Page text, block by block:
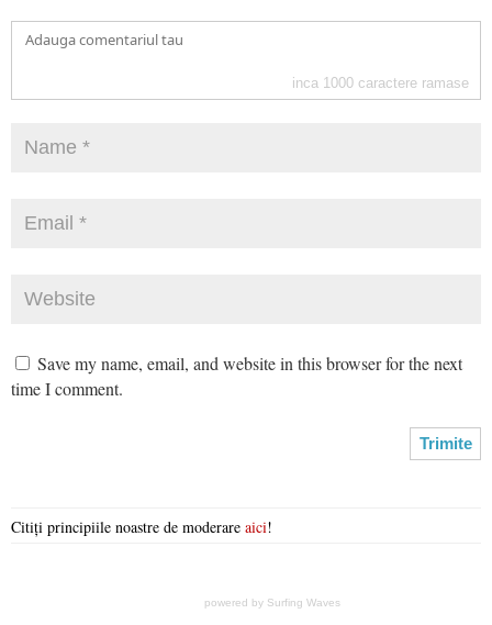
inca 1000 caractere ramase
Save my name, email, and website in this browser for the next
time I comment.
Citiți principiile noastre de moderare aici!
powered by Surfing Waves